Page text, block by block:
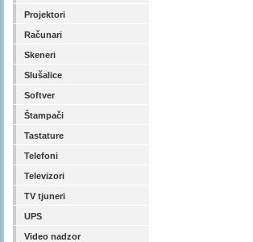
Projektori
Računari
Skeneri
Slušalice
Softver
Štampači
Tastature
Telefoni
Televizori
TV tjuneri
UPS
Video nadzor